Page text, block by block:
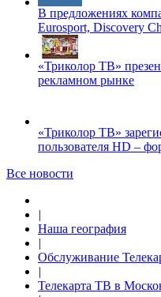
В предложениях
Eurosport, Discovery
«Триколор ТВ»
рекламном рынке
«Триколор ТВ»
пользователя HD –
Все новости
|
Наша география
|
Обслуживание
|
Телекарта ТВ в